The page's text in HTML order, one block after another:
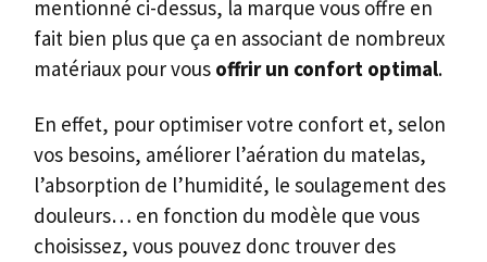
mentionné ci-dessus, la marque vous offre en
fait bien plus que ça en associant de nombreux
matériaux pour vous offrir un confort optimal.
En effet, pour optimiser votre confort et, selon
vos besoins, améliorer l’aération du matelas,
l’absorption de l’humidité, le soulagement des
douleurs… en fonction du modèle que vous
choisissez, vous pouvez donc trouver des